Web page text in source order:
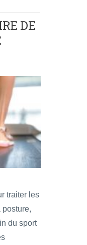
DE
traiter les
du sport